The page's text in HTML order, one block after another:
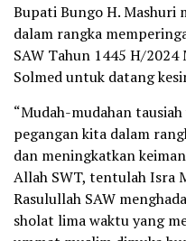
Bupati Bungo H. Mashuri
dalam rangka
SAW Tahun 1445 H/
Solmed untuk datang
“Mudah-mudahan
pegangan kita dalam
dan meningkatkan
Allah SWT, tentulah Isra
Rasulullah SAW
sholat lima waktu yang